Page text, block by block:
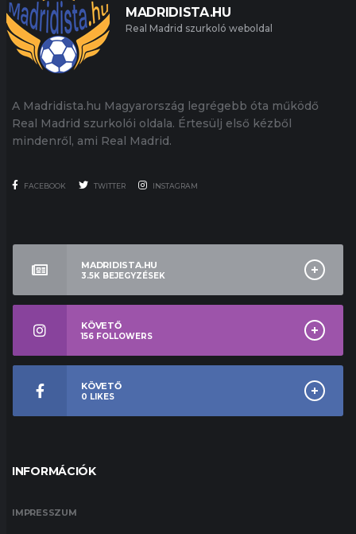
MADRIDISTA.HU
Real Madrid szurkoló weboldal
A Madridista.hu Magyarország legrégebb óta működő
Real Madrid szurkolói oldala. Értesülj első kézből
mindenről, ami Real Madrid.
FACEBOOK TWITTER INSTAGRAM
MADRIDISTA.HU
3.5K BEJEGYZÉSEK
KÖVETŐ
156 FOLLOWERS
KÖVETŐ
0 LIKES
INFORMÁCIÓK
IMPRESSZUM